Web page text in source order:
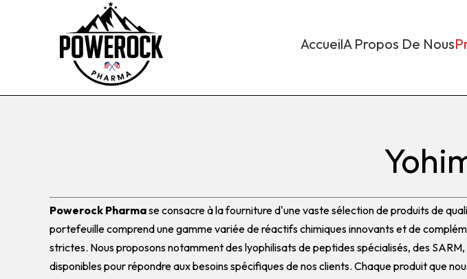
AccueilA Propos De Nous
Powerock Pharmase consacre à la fourniture d'une vaste sélection de produits de
portefeuille comprend une gamme variée de réactifs chimiques innovants et de
strictes. Nous proposons notamment des lyophilisats de peptides spécialisés, des
disponibles pour répondre aux besoins spécifiques de nos clients. Chaque produit que